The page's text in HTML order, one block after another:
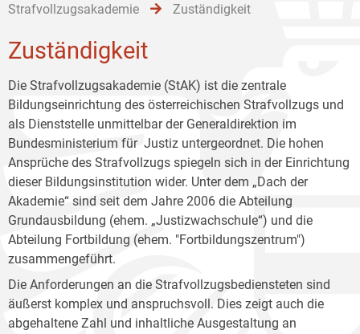
Strafvollzugsakademie Zuständigkeit
Zuständigkeit
Die Strafvollzugsakademie (StAK) ist die zentrale
Bildungseinrichtung des österreichischen Strafvollzugs und
als Dienststelle unmittelbar der Generaldirektion im
Bundesministerium für Justiz untergeordnet. Die hohen
Ansprüche des Strafvollzugs spiegeln sich in der Einrichtung
dieser Bildungsinstitution wider. Unter dem „Dach der
Akademie“ sind seit dem Jahre 2006 die Abteilung
Grundausbildung (ehem. „Justizwachschule“) und die
Abteilung Fortbildung (ehem. "Fortbildungszentrum")
zusammengeführt.
Die Anforderungen an die Strafvollzugsbediensteten sind
äußerst komplex und anspruchsvoll. Dies zeigt auch die
abgehaltene Zahl und inhaltliche Ausgestaltung an